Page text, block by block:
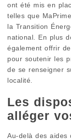
ont été mis en
telles que
la Transition
national. En plus
également offrir
pour soutenir les
de se renseigner
localité.
Les
alléger
Au-delà des aides